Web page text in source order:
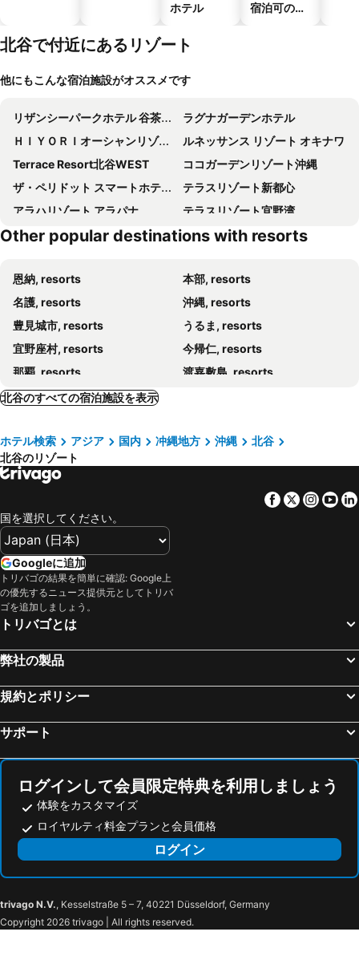
ホテル
宿泊可のホ
北谷で付近にあるリゾート
他にもこんな宿泊施設がオススメです
リザンシーパークホテル 谷茶ベイ
ラグナガーデンホテル
ＨＩＹＯＲＩオーシャンリゾート沖縄
ルネッサンス リゾート オキナワ
Terrace Resort北谷WEST
ココガーデンリゾート沖縄
ザ・ペリドット スマートホテル タンチャワード
テラスリゾート新都心
アラハリゾート アラパナ
テラスリゾート宜野湾
カリユシコンドミニアムリゾート 金武 ヤカシーサイド
BLISSTIA Suites & Resort Okinawa Onnason
SOU東恩納
D-and Stay HH.Y Resort Okinawa
アラハブルーリゾート 6F
コンドミニアム 土花土花
アーケードリゾートオキナワ ホテル&カフェ
Other popular destinations with resorts
恩納, resorts
本部, resorts
名護, resorts
沖縄, resorts
豊見城市, resorts
うるま, resorts
宜野座村, resorts
今帰仁, resorts
那覇, resorts
渡嘉敷島, resorts
金武町, resorts
北谷のすべての宿泊施設を表示
ホテル検索 アジア 国内 冲縄地方 沖縄
北谷
北谷のリゾート
Facebook
Twitter
国を選択してください。
Googleに追加
トリバゴの結果を簡単に確認: Google上
の優先するニュース提供元としてトリバ
ゴを追加しましょう。
トリバゴとは
弊社の製品
規約とポリシー
サポート
ログインして会員限定特典を利用しましょう
体験をカスタマイズ
ロイヤルティ料金プランと会員価格
ログイン
trivago N.V., Kesselstraße 5 – 7, 40221 Düsseldorf, Germany
Copyright 2026 trivago | All rights reserved.